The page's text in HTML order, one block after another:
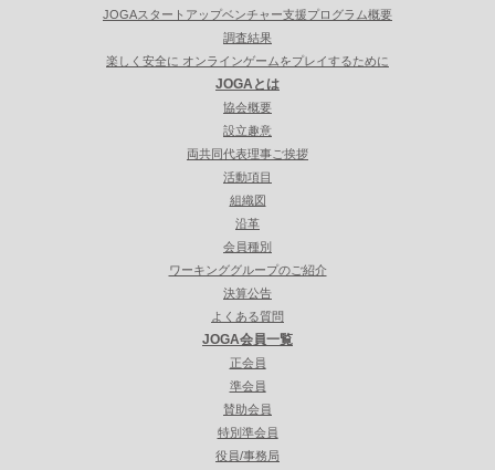
JOGAスタートアップベンチャー支援プログラム概要
調査結果
楽しく安全に オンラインゲームをプレイするために
JOGAとは
協会概要
設立趣意
両共同代表理事ご挨拶
活動項目
組織図
沿革
会員種別
ワーキンググループのご紹介
決算公告
よくある質問
JOGA会員一覧
正会員
準会員
賛助会員
特別準会員
役員/事務局